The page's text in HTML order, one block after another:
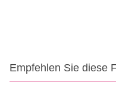
Empfehlen Sie diese